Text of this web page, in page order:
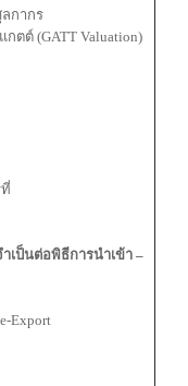
กากร
ตต์ (GATT Valuation)
เป็นต่อพิธีการนำเข้า –
Export